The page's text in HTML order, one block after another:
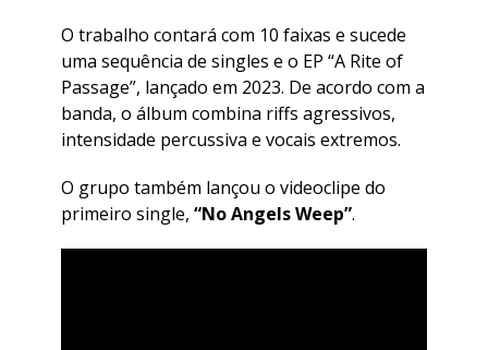
O trabalho contará com 10 faixas e sucede
uma sequência de singles e o EP “A Rite of
Passage”, lançado em 2023. De acordo com a
banda, o álbum combina riffs agressivos,
intensidade percussiva e vocais extremos.
O grupo também lançou o videoclipe do
primeiro single, “No Angels Weep”.